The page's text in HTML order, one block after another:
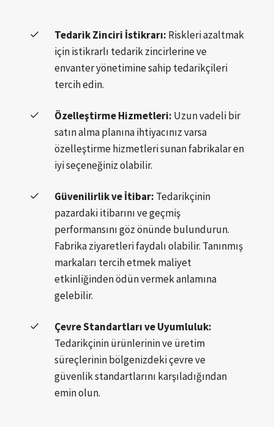
Tedarik Zinciri İstikrarı: Riskleri azaltmak
için istikrarlı tedarik zincirlerine ve
envanter yönetimine sahip tedarikçileri
tercih edin.
Özelleştirme Hizmetleri: Uzun vadeli bir
satın alma planına ihtiyacınız varsa
özelleştirme hizmetleri sunan fabrikalar en
iyi seçeneğiniz olabilir.
Güvenilirlik ve İtibar: Tedarikçinin
pazardaki itibarını ve geçmiş
performansını göz önünde bulundurun.
Fabrika ziyaretleri faydalı olabilir. Tanınmış
markaları tercih etmek maliyet
etkinliğinden ödün vermek anlamına
gelebilir.
Çevre Standartları ve Uyumluluk:
Tedarikçinin ürünlerinin ve üretim
süreçlerinin bölgenizdeki çevre ve
güvenlik standartlarını karşıladığından
emin olun.